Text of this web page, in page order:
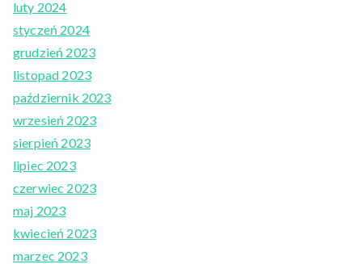
luty 2024
styczeń 2024
grudzień 2023
listopad 2023
październik 2023
wrzesień 2023
sierpień 2023
lipiec 2023
czerwiec 2023
maj 2023
kwiecień 2023
marzec 2023